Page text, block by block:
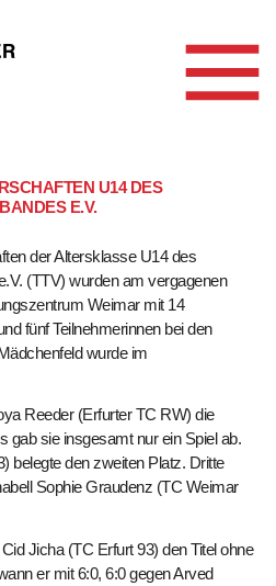
U14 DES
E.V.
der Altersklasse U14 des
(TTV) wurden am vergagenen
Weimar mit 14
fünf Teilnehmerinnen bei den
wurde im
Reeder (Erfurter TC RW) die
gab sie insgesamt nur ein Spiel ab.
belegte den zweiten Platz. Dritte
Sophie Graudenz (TC Weimar
Jicha (TC Erfurt 93) den Titel ohne
er mit 6:0, 6:0 gegen Arved